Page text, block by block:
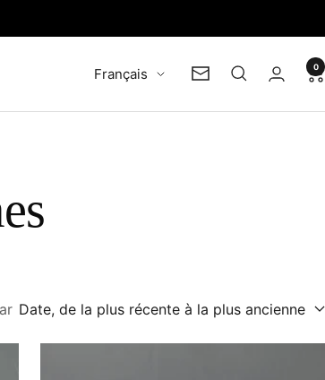
Langue
Français Newsletter
0
Date, de la plus récente à la plus ancienne